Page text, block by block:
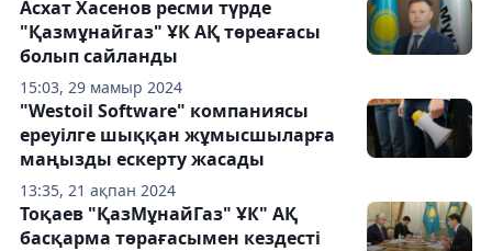
15:03, 29 мамыр 2024
Асхат Хасенов ресми түрде
"Қазмұнайгаз" ҰК АҚ төреағасы
болып сайланды
13:35, 21 ақпан 2024
"Westoil Software" компаниясы
ереуілге шыққан жұмысшыларға
маңызды ескерту жасады
Тоқаев "ҚазМұнайГаз" ҰК" АҚ
басқарма төрағасымен кездесті